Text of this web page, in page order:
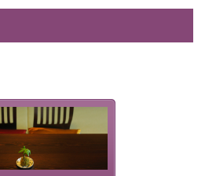
30日前までのご予約で、5%割
心身を解きほぐす温泉、そして
在を楽しみに待つ日々が旅をよ
ます。
癒しのひとときをお過ごしくだ
夕食を追加される
食付きのプランを
さいませ。